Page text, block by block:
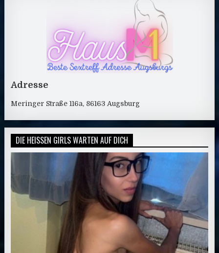
Adresse
Meringer Straße 116a, 86163 Augsburg
DIE HEISSEN GIRLS WARTEN AUF DICH